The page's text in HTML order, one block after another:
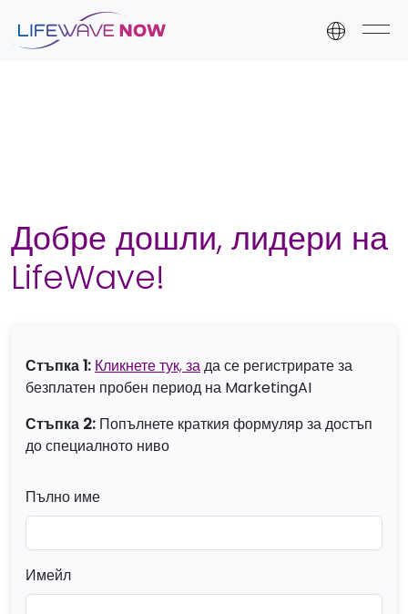
Skip to content
Skip to footer
Добре дошли, лидери на
LifeWave!
Стъпка 1: Кликнете тук, зада се регистрирате за
безплатен пробен период на MarketingAI
Стъпка 2: Попълнете краткия формуляр за достъп
до специалното ниво
Пълно име
Имейл